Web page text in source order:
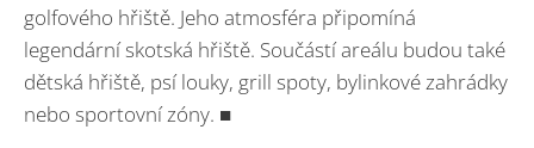
golfového hřiště. Jeho atmosféra připomíná
legendární skotská hřiště. Součástí areálu budou také
dětská hřiště, psí louky, grill spoty, bylinkové zahrádky
nebo sportovní zóny. ■